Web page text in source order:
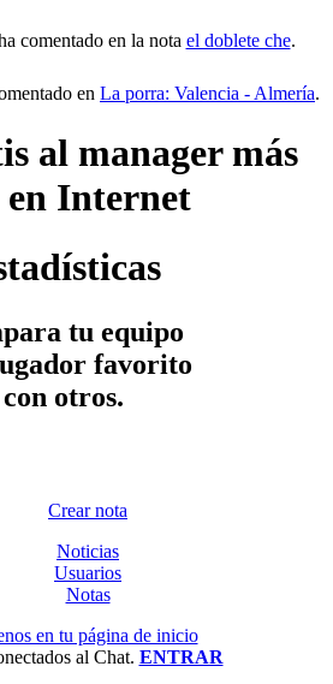
comentado en la nota el doblete che.
en La porra: Valencia - Almería.
al manager más
en Internet
tu equipo
favorito
con otros.
Crear nota
Noticias
Usuarios
Notas
en tu página de inicio
al Chat. ENTRAR